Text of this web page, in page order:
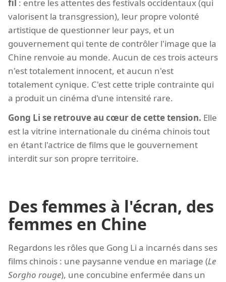
fil : entre les attentes des festivals occidentaux (qui
valorisent la transgression), leur propre volonté
artistique de questionner leur pays, et un
gouvernement qui tente de contrôler l'image que la
Chine renvoie au monde. Aucun de ces trois acteurs
n'est totalement innocent, et aucun n'est
totalement cynique. C'est cette triple contrainte qui
a produit un cinéma d'une intensité rare.
Gong Li se retrouve au cœur de cette tension. Elle
est la vitrine internationale du cinéma chinois tout
en étant l'actrice de films que le gouvernement
interdit sur son propre territoire.
Des femmes à l'écran, des
femmes en Chine
Regardons les rôles que Gong Li a incarnés dans ses
films chinois : une paysanne vendue en mariage (Le
Sorgho rouge), une concubine enfermée dans un